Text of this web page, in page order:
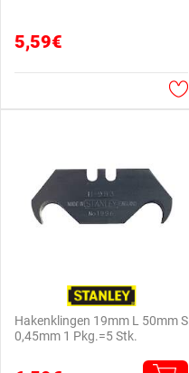
5,59€
Hakenklingen 19mm L 50mm S
0,45mm 1 Pkg.=5 Stk.